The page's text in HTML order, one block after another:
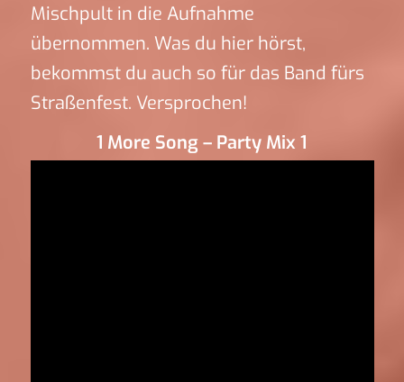
Mischpult in die Aufnahme
übernommen. Was du hier hörst,
bekommst du auch so für das Band fürs
Straßenfest. Versprochen!
1 More Song – Party Mix 1